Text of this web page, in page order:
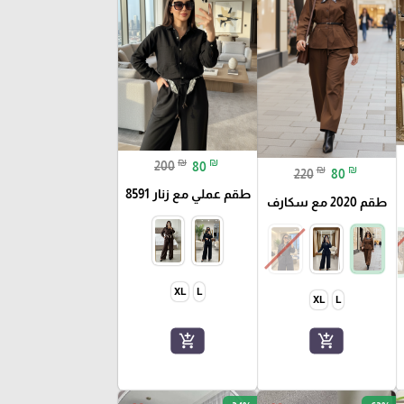
220 ₪ 80 ₪
طقم 2020 مع سكارف
L
XL
add_shopping_cart
200 ₪ 80 ₪
طقم عملي مع زنار 8591
L
XL
add_shopping_cart